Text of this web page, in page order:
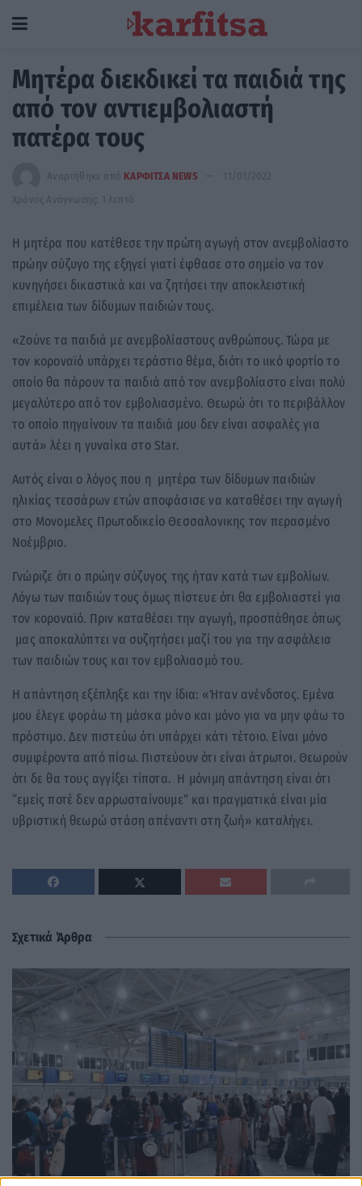
Μητέρα διεκδικεί τα παιδιά της
από τον αντιεμβολιαστή
πατέρα τους
Αναρτήθηκε από ΚΑΡΦΙΤΣΑ NEWS
11/01/2022
Χρόνος Ανάγνωσης: 1 λεπτό
Η μητέρα που κατέθεσε την πρώτη αγωγή στον ανεμβολίαστο
πρώην σύζυγο της εξηγεί γιατί έφθασε στο σημείο να τον
κυνηγήσει δικαστικά και να ζητήσει την αποκλειστική
επιμέλεια των δίδυμων παιδιών τους.
«Ζούνε τα παιδιά με ανεμβολίαστους ανθρώπους. Τώρα με
τον κοροναϊό υπάρχει τεράστιο θέμα, διότι το ιικό φορτίο το
οποίο θα πάρουν τα παιδιά από τον ανεμβολίαστο είναι πολύ
μεγαλύτερο από τον εμβολιασμένο. Θεωρώ ότι το περιβάλλον
το οποίο πηγαίνουν τα παιδιά μου δεν είναι ασφαλές για
αυτά» λέει η γυναίκα στο Star.
Αυτός είναι ο λόγος που η μητέρα των δίδυμων παιδιών
ηλικίας τεσσάρων ετών αποφάσισε να καταθέσει την αγωγή
στο Μονομελες Πρωτοδικείο Θεσσαλονικης τον περασμένο
Νοέμβριο.
Γνώριζε ότι ο πρώην σύζυγος της ήταν κατά των εμβολίων.
Λόγω των παιδιών τους όμως πίστευε ότι θα εμβολιαστεί για
τον κοροναϊό. Πριν καταθέσει την αγωγή, προσπάθησε όπως
μας αποκαλύπτει να συζητήσει μαζί του για την ασφάλεια
των παιδιών τους και τον εμβολιασμό του.
Η απάντηση εξέπληξε και την ίδια: «Ήταν ανένδοτος. Eμένα
μου έλεγε φοράω τη μάσκα μόνο και μόνο για να μην φάω το
πρόστιμο. Δεν πιστεύω ότι υπάρχει κάτι τέτοιο. Είναι μόνο
συμφέροντα από πίσω. Πιστεύουν ότι είναι άτρωτοι. Θεωρούν
ότι δε θα τους αγγίξει τίποτα. Η μόνιμη απάντηση είναι ότι
“εμείς ποτέ δεν αρρωσταίνουμε” και πραγματικά είναι μία
υβριστική θεωρώ στάση απέναντι στη ζωή» καταλήγει.
Σχετικά Άρθρα